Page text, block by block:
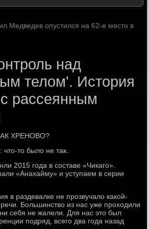
Медведев опустился на 62-е место в
над
телом'. История
рассеянным
ХРЕНОВО?
то было не так.
2015 года в составе «Чикаго».
«Анахайму» и уступаем в серии
в раздевалке не прозвучало какой-
Большинство из нас уже проходили
себя не жалели. Для нас это был
подряд, всего два года назад